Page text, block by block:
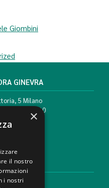
Giombini
GINEVRA
5 Milano
+39 02 784510
×
il nostro
i nostri